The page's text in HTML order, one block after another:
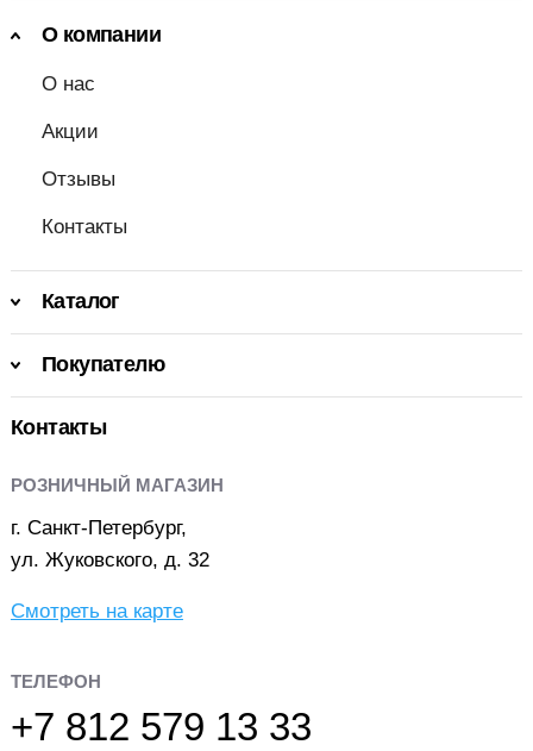
О компании
О нас
Акции
Отзывы
Контакты
Каталог
Покупателю
Контакты
РОЗНИЧНЫЙ МАГАЗИН
г. Санкт-Петербург,
ул. Жуковского, д. 32
Смотреть на карте
ТЕЛЕФОН
+7 812 579 13 33